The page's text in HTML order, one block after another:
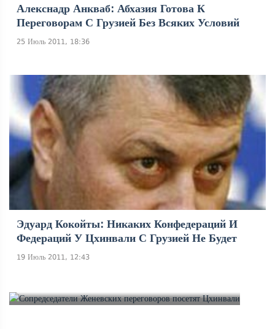
Алекснадр Анкваб: Абхазия Готова К
Переговорам С Грузией Без Всяких Условий
25 Июль 2011, 18:36
Эдуард Кокойты: Никаких Конфедераций И
Федераций У Цхинвали С Грузией Не Будет
19 Июль 2011, 12:43